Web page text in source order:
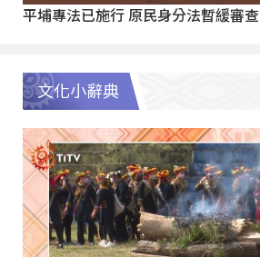
平埔專法已施行 原民身分法暫緩審查
文化小辭典